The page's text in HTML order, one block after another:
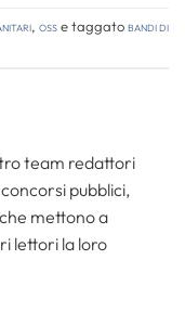
, OSSe taggatobandi di
team redattori
pubblici,
mettono a
lettori la loro